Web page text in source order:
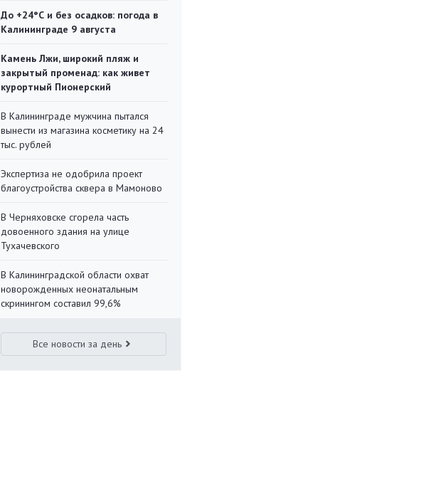
До +24°С и без осадков: погода в
Калининграде 9 августа
Камень Лжи, широкий пляж и
закрытый променад: как живет
курортный Пионерский
В Калининграде мужчина пытался
вынести из магазина косметику на 24
тыс. рублей
Экспертиза не одобрила проект
благоустройства сквера в Мамоново
В Черняховске сгорела часть
довоенного здания на улице
Тухачевского
В Калининградской области охват
новорожденных неонатальным
скринингом составил 99,6%
Все новости за день